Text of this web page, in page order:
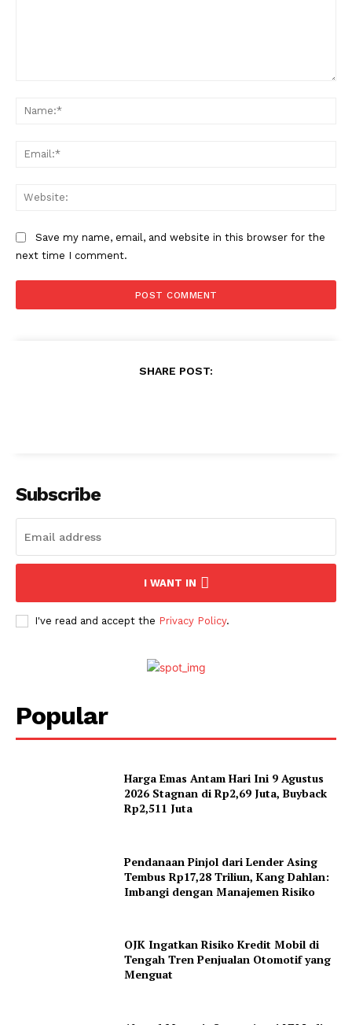
Save my name, email, and website in this browser for the
next time I comment.
SHARE POST:
Subscribe
I WANT IN
I've read and accept the Privacy Policy.
Popular
Harga Emas Antam Hari Ini 9 Agustus
2026 Stagnan di Rp2,69 Juta, Buyback
Rp2,511 Juta
Pendanaan Pinjol dari Lender Asing
Tembus Rp17,28 Triliun, Kang Dahlan:
Imbangi dengan Manajemen Risiko
OJK Ingatkan Risiko Kredit Mobil di
Tengah Tren Penjualan Otomotif yang
Menguat